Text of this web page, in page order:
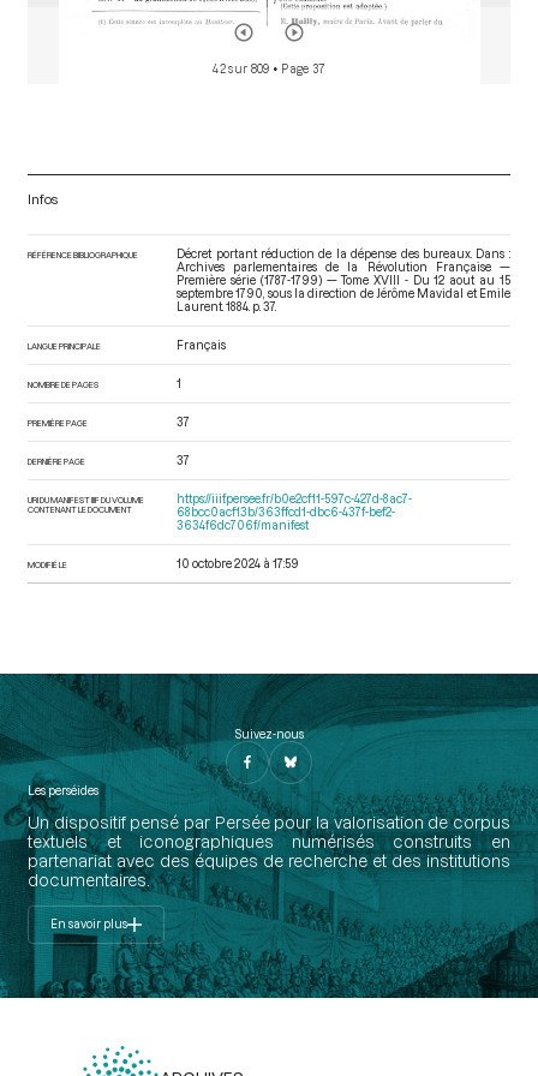
42 sur 809 • Page 37
Infos
RÉFÉRENCE BIBLIOGRAPHIQUE
Décret portant réduction de la dépense des bureaux. Dans :
Archives parlementaires de la Révolution Française —
Première série (1787-1799) — Tome XVIII - Du 12 aout au 15
septembre 1790 , sous la direction de Jérôme Mavidal et Emile
Laurent. 1884. p. 37.
LANGUE PRINCIPALE Français
NOMBRE DE PAGES 1
PREMIÈRE PAGE 37
DERNIÈRE PAGE 37
URI DU MANIFEST IIIF DU VOLUME
CONTENANT LE DOCUMENT
https://iiif.persee.fr/b0e2cf11-597c-427d-8ac7-
68bcc0acf13b/363ffcd1-dbc6-437f-bef2-
3634f6dc706f/manifest
MODIFIÉ LE 10 octobre 2024 à 17:59
Suivez-nous
Les perséides
Un dispositif pensé par Persée pour la valorisation de corpus
textuels et iconographiques numérisés construits en
partenariat avec des équipes de recherche et des institutions
documentaires.
En savoir plus